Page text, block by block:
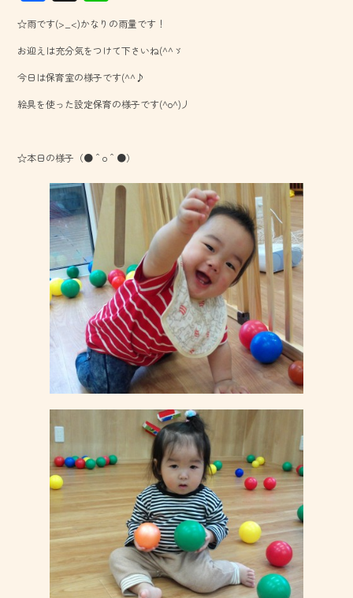
ac
e
b
o
ok
ne
☆雨です(>_<)かなりの雨量です！
お迎えは充分気をつけて下さいね(^^ゞ
今日は保育室の様子です(^^♪
絵具を使った設定保育の様子です(^o^)丿
☆本日の様子（●＾o＾●）